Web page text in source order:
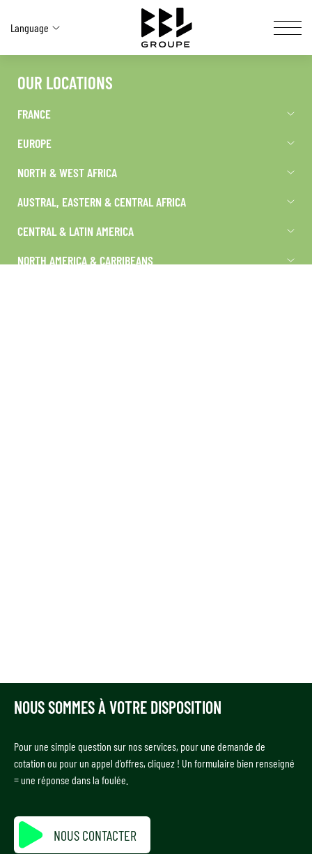
Language
CAREERS SITE
SOCIAL & ENVIRONMENTAL COMMITMENT
OUR LOCATIONS
FRANCE
EUROPE
NORTH & WEST AFRICA
AUSTRAL, EASTERN & CENTRAL AFRICA
CENTRAL & LATIN AMERICA
NORTH AMERICA & CARRIBEANS
NOUS SOMMES À VOTRE DISPOSITION
Pour une simple question sur nos services, pour une demande de
cotation ou pour un appel d’offres, cliquez ! Un formulaire bien renseigné
= une réponse dans la foulée.
NOUS CONTACTER